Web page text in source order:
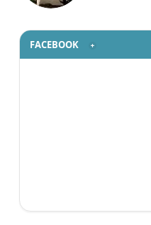
FACEBOOK